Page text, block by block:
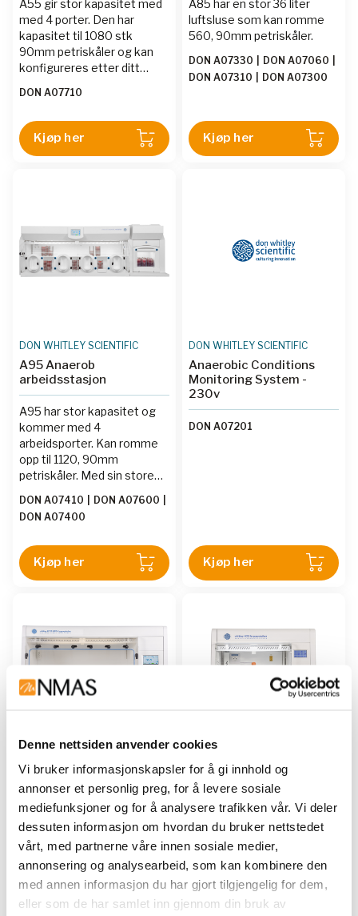
Denne nettsiden anvender cookies
Vi bruker informasjonskapsler for å gi innhold og
annonser et personlig preg, for å levere sosiale
mediefunksjoner og for å analysere trafikken vår. Vi deler
dessuten informasjon om hvordan du bruker nettstedet
vårt, med partnerne våre innen sosiale medier,
annonsering og analysearbeid, som kan kombinere den
med annen informasjon du har gjort tilgjengelig for dem,
eller som de har samlet inn gjennom din bruk av
A55 gir stor kapasitet med
med 4 porter. Den har
kapasitet til 1080 stk
90mm petriskåler og kan
konfigureres etter ditt
DON A07710
Kjøp her
A85 har en stor 36 liter
luftsluse som kan romme
560, 90mm petriskåler.
DON A07330 DON A07060
DON A07310
DON A07300
Kjøp her
DON WHITLEY SCIENTIFIC
A95 Anaerob
arbeidsstasjon
A95 har stor kapasitet og
kommer med 4
arbeidsporter. Kan romme
opp til 1120, 90mm
petriskåler. Med sin store
automatisk intern dør, har
du en effektiv og
arbeidstasjon.
DON A07410 DON A07600
DON A07400
Kjøp her
DON WHITLEY SCIENTIFIC
Anaerobic Conditions
Monitoring System -
230v
DON A07201
Kjøp her
DON WHITLEY SCIENTIFIC
H135 Hypoksisk
arbeidsstasjon
The Whitley H135 GMP
Isolator is designed to fast
track your allogenic
approval. Experience
unrivalled control and
DON WHITLEY SCIENTIFIC
H25 Hypoksisk
Arbeidsstasjon
The H25 Hypoxystation
creates hypoxic and anoxic
conditions within a
controlled and sustained
workstation environment.